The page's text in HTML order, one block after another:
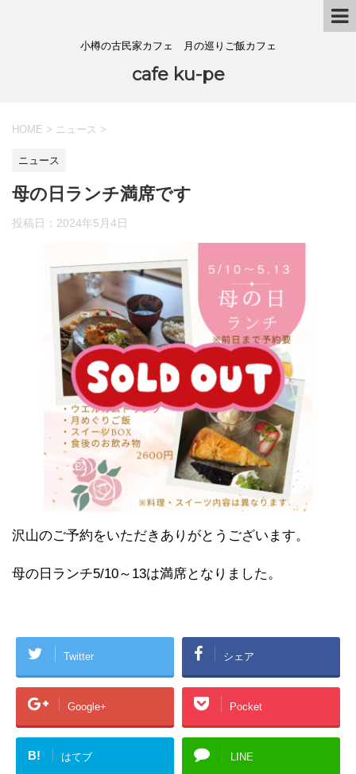
小樽の古民家カフェ 月の巡りご飯カフェ
cafe ku-pe
HOME > ニュース >
ニュース
母の日ランチ満席です
投稿日： 2024年5月4日
沢山のご予約をいただきありがとうございます。
母の日ランチ5/10～13は満席となりました。
Twitter シェア
Google+ Pocket
B! はてブ LINE